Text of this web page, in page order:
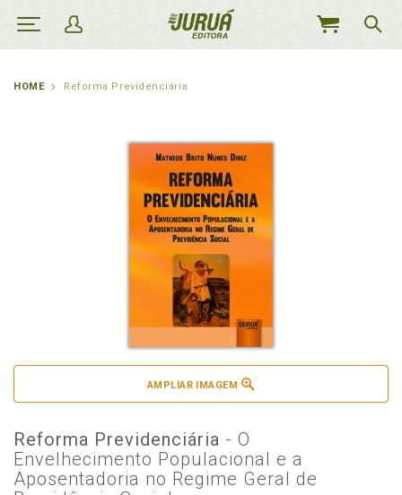
MEU
HOME Reforma Previdenciária
AMPLIAR IMAGEM
Reforma Previdenciária - O
Envelhecimento Populacional e a
Aposentadoria no Regime Geral de